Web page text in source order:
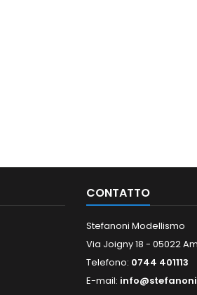
CONTATTO
Stefanoni Modellismo
Via Joigny 18 - 05022
Telefono: 0744 401113
E-mail: